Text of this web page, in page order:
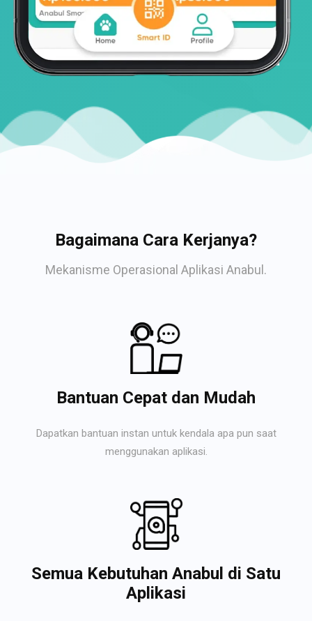
Bagaimana Cara Kerjanya?
Mekanisme Operasional Aplikasi Anabul.
Bantuan Cepat dan Mudah
Dapatkan bantuan instan untuk kendala apa pun saat
menggunakan aplikasi.
Semua Kebutuhan Anabul di Satu
Aplikasi